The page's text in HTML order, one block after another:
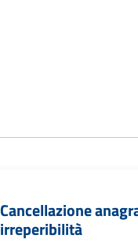
Cancellazione
irreperibilità